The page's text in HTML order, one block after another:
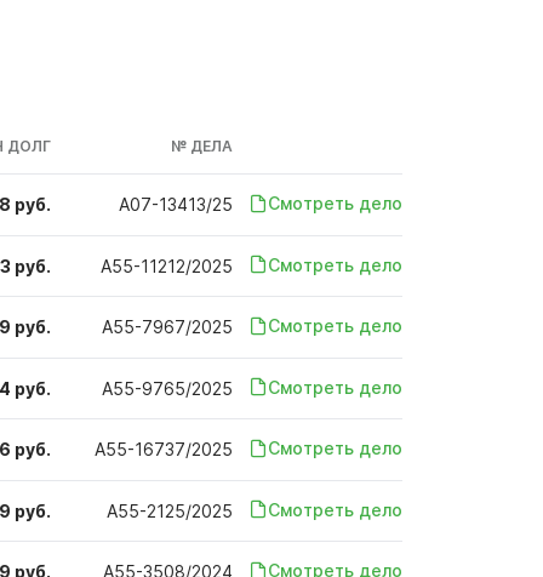
ДОЛГ № ДЕЛА
руб. А07-13413/25 Смотреть дело
руб. А55-11212/2025 Смотреть дело
руб. А55-7967/2025 Смотреть дело
руб. А55-9765/2025 Смотреть дело
руб. А55-16737/2025 Смотреть дело
руб. А55-2125/2025 Смотреть дело
руб. А55-3508/2024 Смотреть дело